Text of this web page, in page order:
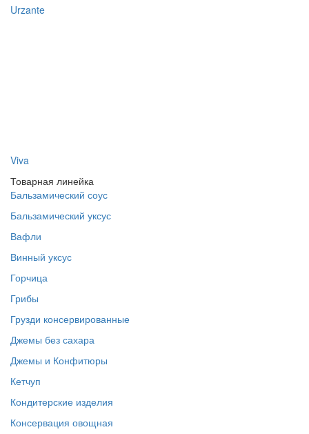
Urzante
Viva
Товарная линейка
Бальзамический соус
Бальзамический уксус
Вафли
Винный уксус
Горчица
Грибы
Грузди консервированные
Джемы без сахара
Джемы и Конфитюры
Кетчуп
Кондитерские изделия
Консервация овощная